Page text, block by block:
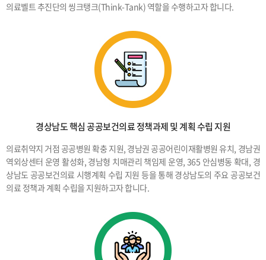
의료벨트 추진단의 씽크탱크(Think-Tank) 역할을 수행하고자 합니다.
경상남도 핵심 공공보건의료 정책과제 및 계획 수립 지원
의료취약지 거점 공공병원 확충 지원, 경남권 공공어린이재활병원 유치, 경남권
역외상센터 운영 활성화, 경남형 치매관리 책임제 운영, 365 안심병동 확대, 경
상남도 공공보건의료 시행계획 수립 지원 등을 통해 경상남도의 주요 공공보건
의료 정책과 계획 수립을 지원하고자 합니다.